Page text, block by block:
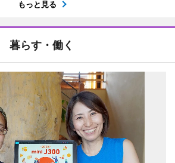
もっと見る
暮らす・働く